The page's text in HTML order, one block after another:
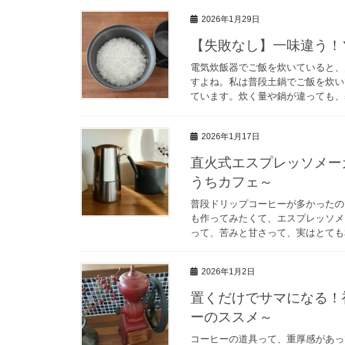
2026年1月29日
【失敗なし】一味違う
電気炊飯器でご飯を炊いていると
すよね。私は普段土鍋でご飯を炊
ています。炊く量や鍋が違っても
2026年1月17日
直火式エスプレッソメ
うちカフェ～
普段ドリップコーヒーが多かった
も作ってみたくて、エスプレッソ
って、苦みと甘さって、実はとて
2026年1月2日
置くだけでサマになる
ーのススメ～
コーヒーの道具って、重厚感があ